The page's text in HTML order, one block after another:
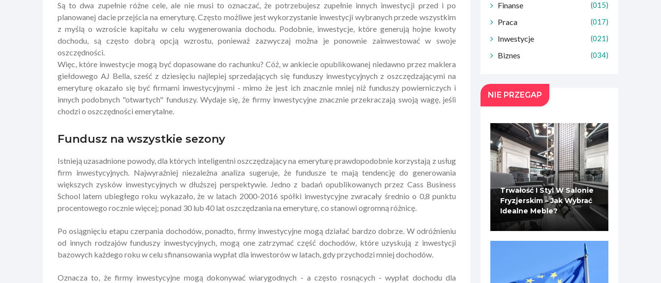
Są to dwa zupełnie różne cele, ale nie musi to oznaczać, że potrzebujesz zupełnie innych inwestycji przed i po
planowanej dacie przejścia na emeryturę. Często możliwe jest wykorzystanie inwestycji wybranych przede wszystkim
z myślą o wzroście kapitału w celu wygenerowania dochodu. Podobnie, inwestycje, które generują hojne kwoty
dochodu, są często dobrą opcją wzrostu, ponieważ zazwyczaj można je ponownie zainwestować w swoje
oszczędności.
Więc, które inwestycje mogą być dopasowane do rachunku? Cóż, w ankiecie opublikowanej niedawno przez maklera
giełdowego AJ Bella, sześć z dziesięciu najlepiej sprzedających się funduszy inwestycyjnych z oszczędzającymi na
emeryturę okazało się być firmami inwestycyjnymi - mimo że jest ich znacznie mniej niż funduszy powierniczych i
innych podobnych "otwartych" funduszy. Wydaje się, że firmy inwestycyjne znacznie przekraczają swoją wagę, jeśli
chodzi o oszczędności emerytalne.
Fundusz na wszystkie sezony
Istnieją uzasadnione powody, dla których inteligentni oszczędzający na emeryturę prawdopodobnie korzystają z usług
firm inwestycyjnych. Najwyraźniej niezależna analiza sugeruje, że fundusze te mają tendencję do generowania
większych zysków inwestycyjnych w dłuższej perspektywie. Jedno z badań opublikowanych przez Cass Business
School latem ubiegłego roku wykazało, że w latach 2000-2016 spółki inwestycyjne zwracały średnio o 0,8 punktu
procentowego rocznie więcej; ponad 30 lub 40 lat oszczędzania na emeryturę, co stanowi ogromną różnicę.
Po osiągnięciu etapu czerpania dochodów, ponadto, firmy inwestycyjne mogą działać bardzo dobrze. W odróżnieniu
od innych rodzajów funduszy inwestycyjnych, mogą one zatrzymać część dochodów, które uzyskują z inwestycji
bazowych każdego roku w celu sfinansowania wypłat dla inwestorów w latach, gdy przychodzi mniej dochodów.
Oznacza to, że firmy inwestycyjne mogą dokonywać wiarygodnych - a często rosnących - wypłat dochodu dla
Finanse (015)
Praca (017)
Inwestycje (021)
Biznes (034)
NIE PRZEGAP
Trwałość I Styl W Salonie
Fryzjerskim – Jak Wybrać
Idealne Meble?